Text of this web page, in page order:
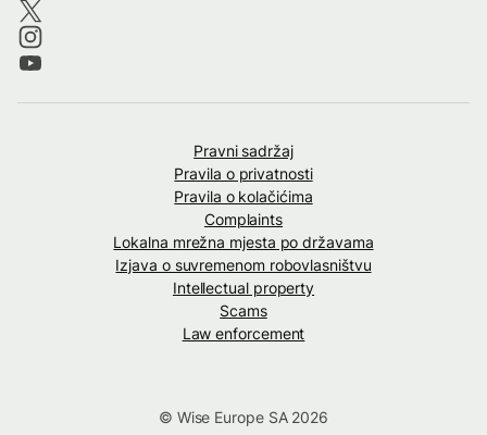
Pravni sadržaj
Pravila o privatnosti
Pravila o kolačićima
Complaints
Lokalna mrežna mjesta po državama
Izjava o suvremenom robovlasništvu
Intellectual property
Scams
Law enforcement
© Wise Europe SA 2026